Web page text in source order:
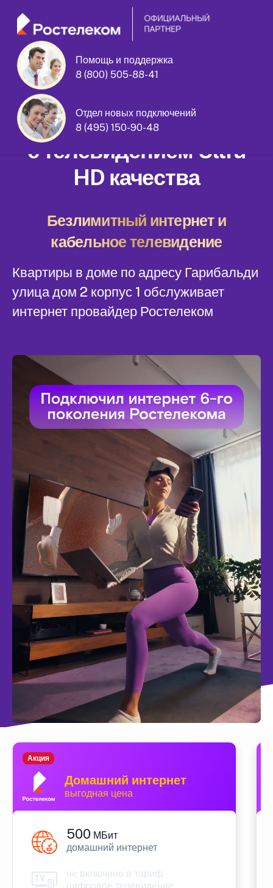
Помощь и поддержка
8 (800) 505-88-41
Отдел новых подключений
8 (495) 150-90-48
Гарибальди улица дом 2 корпус 1
Домашний интернет
с телевидением Ultra
HD качества
Безлимитный интернет и
кабельное телевидение
Квартиры в доме по адресу Гарибальди
улица дом 2 корпус 1 обслуживает
интернет провайдер Ростелеком
Домашний интернет
выгодная цена
Акция
500 МБит
домашний интернет
не включено в тариф